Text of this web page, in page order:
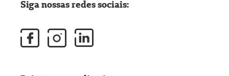
Siga nossas redes sociais: